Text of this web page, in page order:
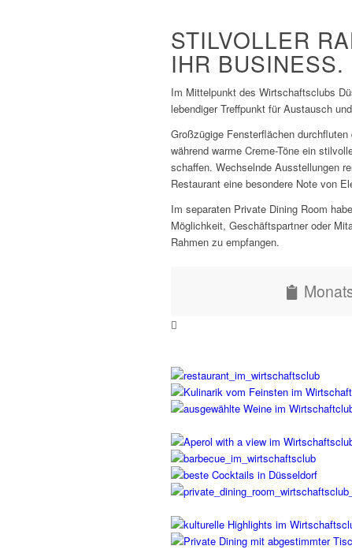
STILVOLLER
IHR BUSINESS.
Im Mittelpunkt des Wirtschaftsclubs
lebendiger Treffpunkt für Austausch
Großzügige Fensterflächen
während warme Creme-Töne ein
schaffen. Wechselnde Ausstellungen
Restaurant eine besondere Note von
Im separaten Private Dining Room
Möglichkeit, Geschäftspartner oder
Rahmen zu empfangen.